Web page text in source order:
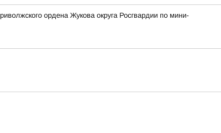
ордена Жукова округа Росгвардии по мини-